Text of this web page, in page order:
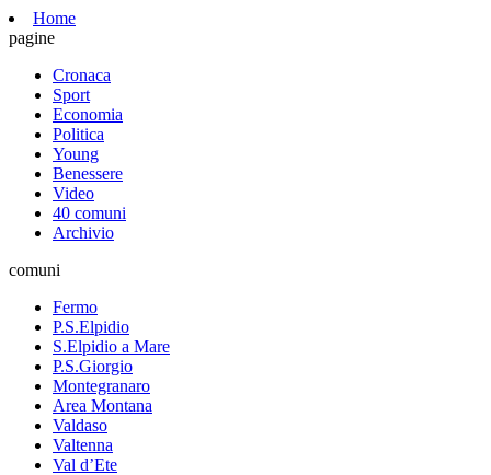
Home
pagine
Cronaca
Sport
Economia
Politica
Young
Benessere
Video
40 comuni
Archivio
comuni
Fermo
P.S.Elpidio
S.Elpidio a Mare
P.S.Giorgio
Montegranaro
Area Montana
Valdaso
Valtenna
Val d’Ete